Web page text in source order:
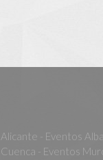
- Eventos
- Eventos